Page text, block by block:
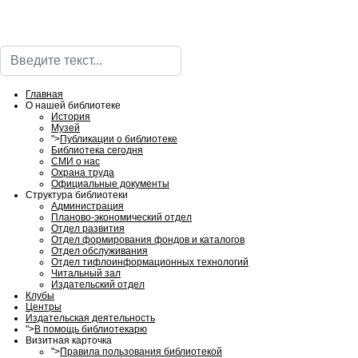
Поиск
Главная
О нашей библиотеке
История
Музей
">Публикации о библиотеке
Библиотека сегодня
СМИ о нас
Охрана труда
Официальные документы
Структура библиотеки
Администрация
Планово-экономический отдел
Отдел развития
Отдел формирования фондов и каталогов
Отдел обслуживания
Отдел тифлоинформационных технологий
Читальный зал
Издательский отдел
Клубы
Центры
Издательская деятельность
">В помощь библиотекарю
Визитная карточка
">Правила пользования библиотекой